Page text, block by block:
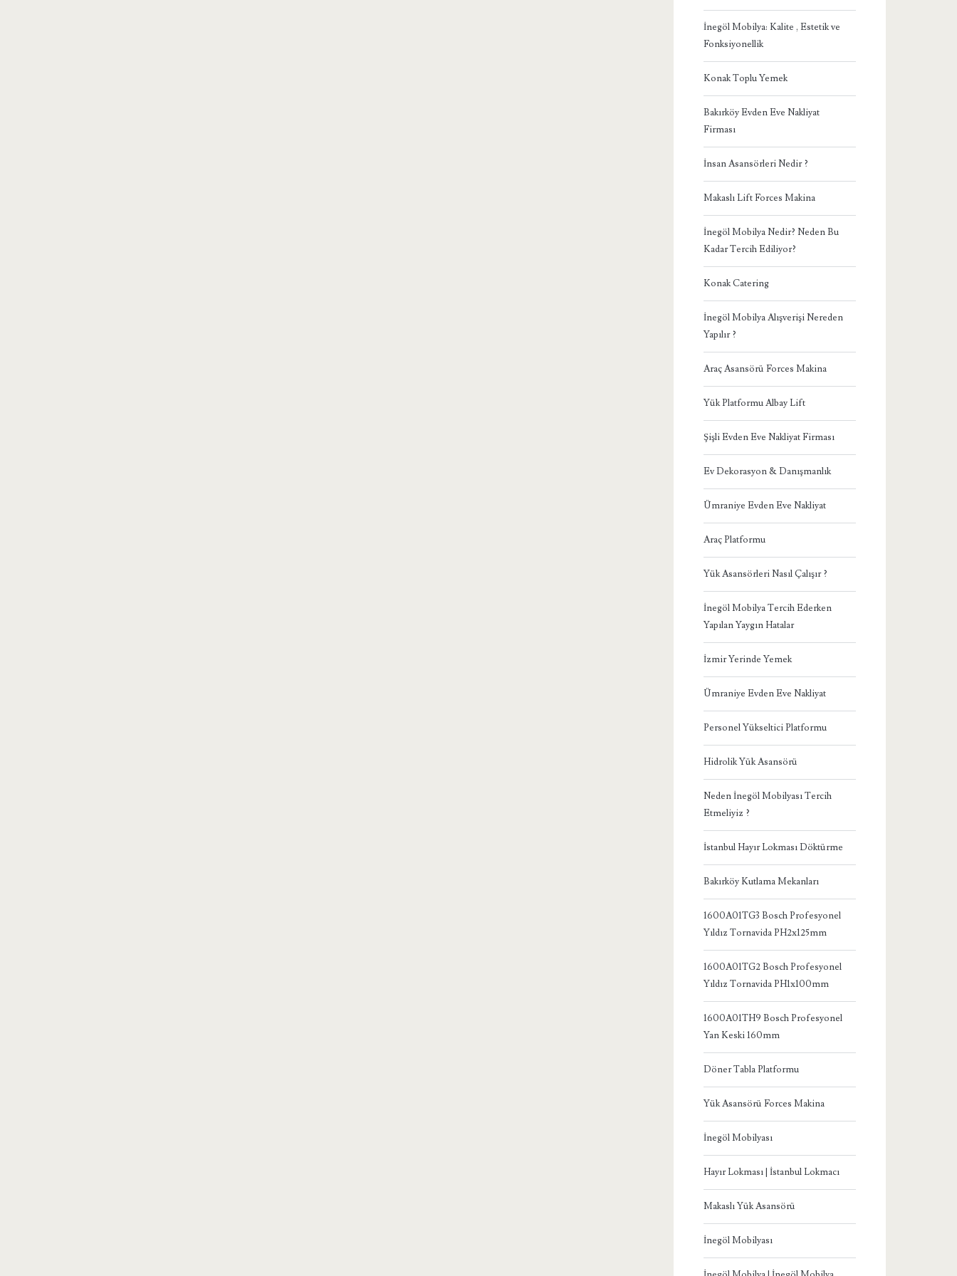
İnegöl Mobilya: Kalite , Estetik ve
Fonksiyonellik
Konak Toplu Yemek
Bakırköy Evden Eve Nakliyat
Firması
İnsan Asansörleri Nedir ?
Makaslı Lift Forces Makina
İnegöl Mobilya Nedir? Neden Bu
Kadar Tercih Ediliyor?
Konak Catering
İnegöl Mobilya Alışverişi Nereden
Yapılır ?
Araç Asansörü Forces Makina
Yük Platformu Albay Lift
Şişli Evden Eve Nakliyat Firması
Ev Dekorasyon & Danışmanlık
Ümraniye Evden Eve Nakliyat
Araç Platformu
Yük Asansörleri Nasıl Çalışır ?
İnegöl Mobilya Tercih Ederken
Yapılan Yaygın Hatalar
İzmir Yerinde Yemek
Ümraniye Evden Eve Nakliyat
Personel Yükseltici Platformu
Hidrolik Yük Asansörü
Neden İnegöl Mobilyası Tercih
Etmeliyiz ?
İstanbul Hayır Lokması Döktürme
Bakırköy Kutlama Mekanları
1600A01TG3 Bosch Profesyonel
Yıldız Tornavida PH2x125mm
1600A01TG2 Bosch Profesyonel
Yıldız Tornavida PH1x100mm
1600A01TH9 Bosch Profesyonel
Yan Keski 160mm
Döner Tabla Platformu
Yük Asansörü Forces Makina
İnegöl Mobilyası
Hayır Lokması | İstanbul Lokmacı
Makaslı Yük Asansörü
İnegöl Mobilyası